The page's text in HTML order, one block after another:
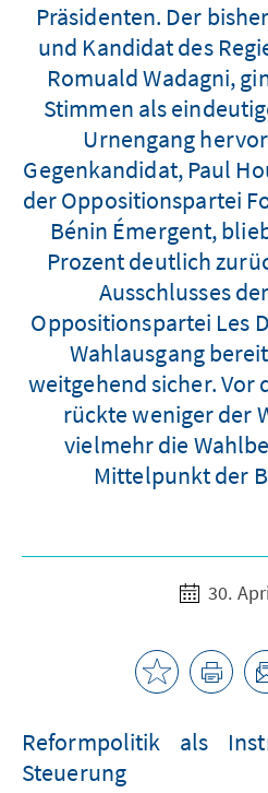
Präsidenten. Der
und Kandidat des
Romuald Wadagni,
Stimmen als
Urnengang
Gegenkandidat, Paul
der Oppositionspartei
Bénin Émergent,
Prozent deutlich
Ausschlusses
Oppositionspartei Les
Wahlausgang
weitgehend sicher. Vor
rückte weniger der
vielmehr die
Mittelpunkt der
30.
Reformpolitik als
Steuerung